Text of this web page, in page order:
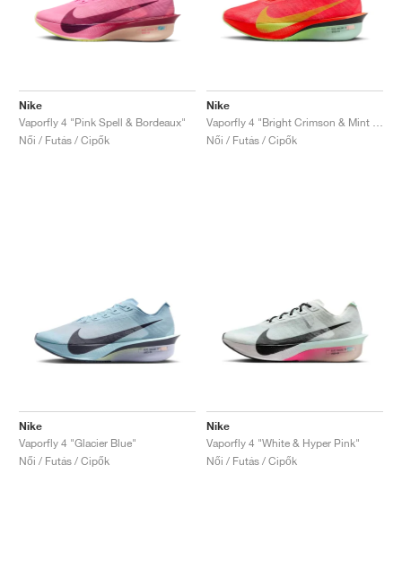
Nike
Vaporfly 4 "Pink Spell & Bordeaux"
Női / Futás / Cipők
Nike
Női / Futás / Cipők
Nike
Vaporfly 4 "Glacier Blue"
Női / Futás / Cipők
Nike
Vaporfly 4 "White & Hyper Pink"
Női / Futás / Cipők